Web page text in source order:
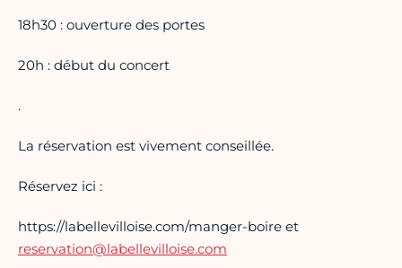
18h30 : ouverture des portes
20h : début du concert
.
La réservation est vivement conseillée.
Réservez ici :
https://labellevilloise.com/manger-boire et
reservation@labellevilloise.com